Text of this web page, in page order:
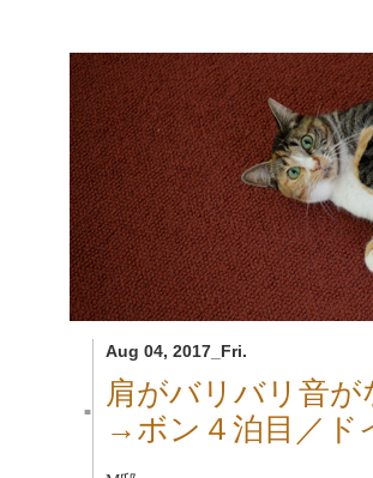
Aug 04, 2017_Fri.
■
肩がバリバリ音が
→ボン４泊目／ド